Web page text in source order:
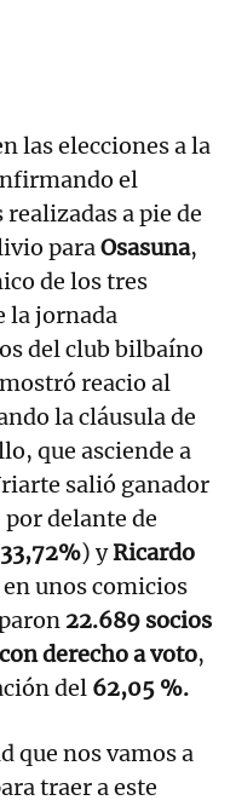
las elecciones a la
el
a pie de
paraOsasuna,
de los tres
la jornada
del club bilbaíno
reacio al
la cláusula de
que asciende a
salió ganador
delante de
33,72%) yRicardo
unos comicios
22.689 socios
derecho a voto,
del 62,05 %.
que nos vamos a
traer a este